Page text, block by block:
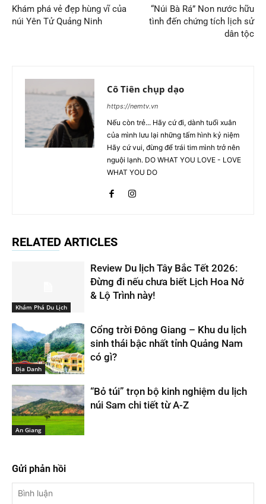
Khám phá vẻ đẹp hùng vĩ của
núi Yên Tử Quảng Ninh
“Núi Bà Rá” Non nước hữu
tình đến chứng tích lịch sử
dân tộc
Cô Tiên chụp dạo
https://nemtv.vn
Nếu còn trẻ... Hãy cứ đi, dành tuổi xuân
của mình lưu lại những tấm hình kỷ niệm
Hãy cứ vui, đừng để trái tim mình trở nên
nguội lạnh. DO WHAT YOU LOVE - LOVE
WHAT YOU DO
RELATED ARTICLES
Khám Phá Du Lịch
Review Du lịch Tây Bắc Tết 2026:
Đừng đi nếu chưa biết Lịch Hoa Nở
& Lộ Trình này!
Địa Danh
Cổng trời Đông Giang – Khu du lịch
sinh thái bậc nhất tỉnh Quảng Nam
có gì?
An Giang
“Bỏ túi” trọn bộ kinh nghiệm du lịch
núi Sam chi tiết từ A-Z
Gửi phản hồi